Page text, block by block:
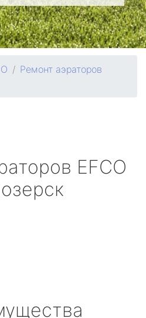
Ремонт аэраторов
EFCO